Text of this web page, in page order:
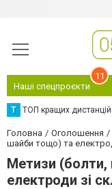
Наші спецпроєкти
11
Т ТОП кращих
Головна Оголошення
шайби тощо) та
Метизи
електроди зі